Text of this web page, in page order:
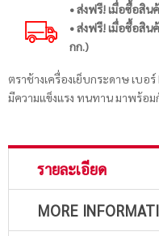
• ส่งฟรี! เมื่อซื้อสิน
• ส่งฟรี! เมื่อซื้อสิ
กก.)
ตราช้างเครื่องเย็บกระดาษ เบอ
มีความแข็งแรง ทนทาน มาพร้อ
รายละเอียด
MORE